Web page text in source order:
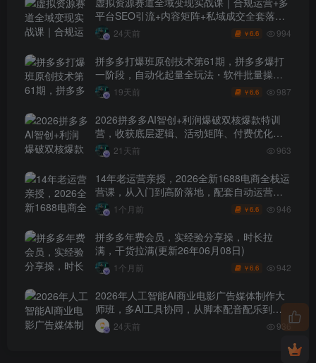
平台SEO引流+内容矩阵+私域成交全套落地
玩法24天前 ￥6.6 994
拼多多打爆班原创技术第61期，拼多多爆打
一阶段，自动化起量全玩法・软件批量操
作・投产优化・大促矩阵实战课
19天前 ￥6.6 987
2026拼多多AI智创+利润爆破双核爆款特训
营，收获底层逻辑、活动矩阵、付费优化、
0-1打爆SOP
21天前 963
14年老运营亲授，2026全新1688电商全栈运
营课，从入门到高阶落地，配套自动运营表
+工具包+直播诊断等
1个月前 ￥6.6 946
拼多多年费会员，实经验分享操，时长拉
满，干货拉满(更新26年06月08日)
1个月前 ￥6.6 942
2026年人工智能AI商业电影广告媒体制作大
师班，多AI工具协同，从脚本配音配乐到电
影级短片、品牌广告全流程实战（中英字
幕）
24天前 936